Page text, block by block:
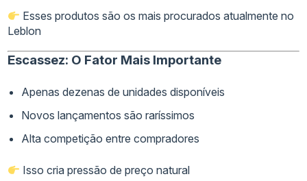
Esses produtos são os mais procurados atualmente no
Leblon
Escassez: O Fator Mais Importante
Apenas dezenas de unidades disponíveis
Novos lançamentos são raríssimos
Alta competição entre compradores
Isso cria pressão de preço natural